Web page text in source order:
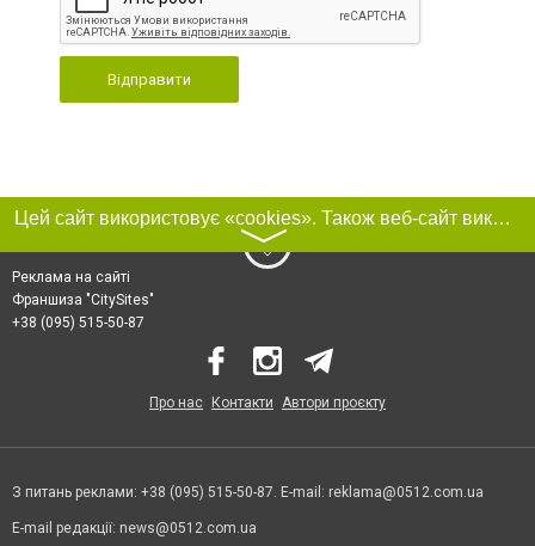
Відправити
Цей сайт використовує «cookies». Також веб-сайт використовує інтернет-сервіс для збору технічних даних стосовно відвідувачів з метою отримання маркетингової та статистичної інформації. Умови обробки даних відвідувачів сайту див.
〉
Реклама на сайті
Франшиза "CitySites"
+38 (095) 515-50-87
Про нас Контакти Автори проєкту
З питань реклами: +38 (095) 515-50-87. E-mail: reklama@0512.com.ua
E-mail редакції: news@0512.com.ua